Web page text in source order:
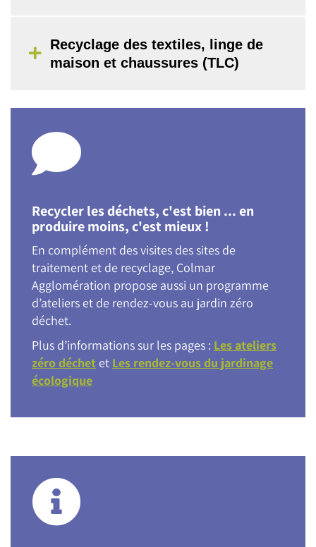
Recyclage des textiles, linge de
maison et chaussures (TLC)
Recycler les déchets, c'est bien ... en
produire moins, c'est mieux !
En complément des visites des sites de
traitement et de recyclage, Colmar
Agglomération propose aussi un programme
d’ateliers et de rendez-vous au jardin zéro
déchet.
Plus d’informations sur les pages : Les ateliers
zéro déchet et Les rendez-vous du jardinage
écologique